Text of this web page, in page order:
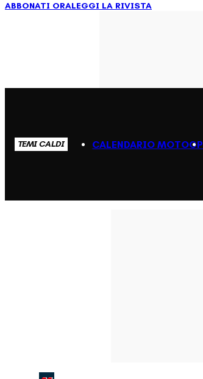
ABBONATI ORALEGGI LA RIVISTA
TEMI CALDI CALENDARIO MOTOGP